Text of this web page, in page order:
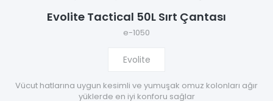
Evolite Tactical 50L Sırt Çantası
e-1050
Evolite
Vücut hatlarına uygun kesimli ve yumuşak omuz kolonları ağır
yüklerde en iyi konforu sağlar